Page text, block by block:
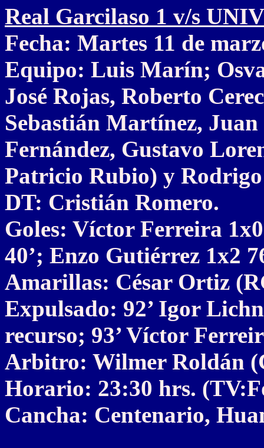
Real Garcilaso 1 v/s
Fecha: Martes 11 de
Equipo: Luis Marín;
José Rojas, Roberto
Sebastián Martínez,
Fernández, Gustavo
Patricio Rubio) y
DT: Cristián Romero.
Goles: Víctor Ferreira
40’; Enzo Gutiérrez 1x2
Amarillas: César Ortiz
Expulsado: 92’ Igor
recurso; 93’ Víctor
Arbitro: Wilmer Roldán
Horario: 23:30 hrs.
Cancha: Centenario,